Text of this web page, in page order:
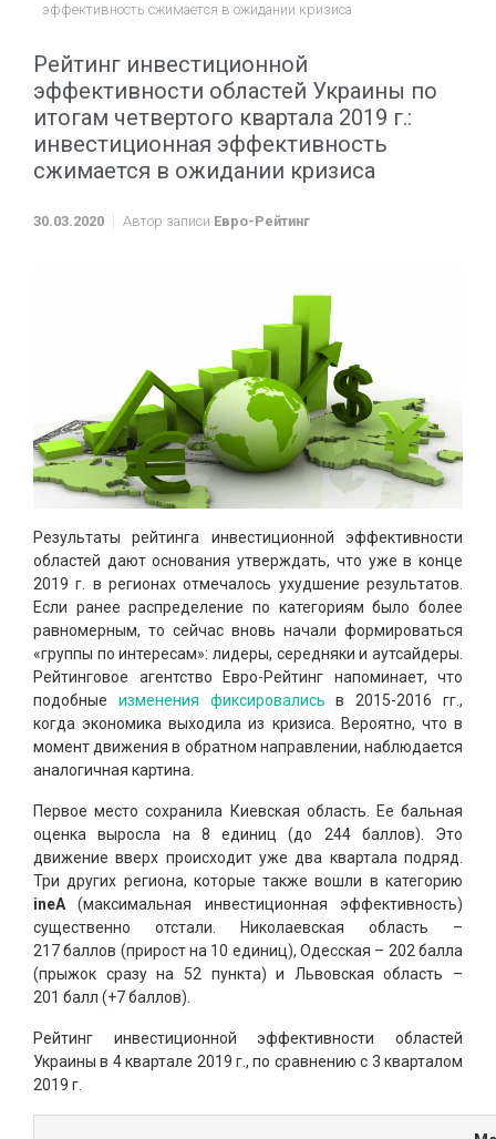
эффективность сжимается в ожидании кризиса
Рейтинг инвестиционной
эффективности областей Украины по
итогам четвертого квартала 2019 г.:
инвестиционная эффективность
сжимается в ожидании кризиса
30.03.2020 Автор записи Евро-Рейтинг
Результаты рейтинга инвестиционной эффективности
областей дают основания утверждать, что уже в конце
2019 г. в регионах отмечалось ухудшение результатов.
Если ранее распределение по категориям было более
равномерным, то сейчас вновь начали формироваться
«группы по интересам»: лидеры, середняки и аутсайдеры.
Рейтинговое агентство Евро-Рейтинг напоминает, что
подобные изменения фиксировались в 2015-2016 гг.,
когда экономика выходила из кризиса. Вероятно, что в
момент движения в обратном направлении, наблюдается
аналогичная картина.
Первое место сохранила Киевская область. Ее бальная
оценка выросла на 8 единиц (до 244 баллов). Это
движение вверх происходит уже два квартала подряд.
Три других региона, которые также вошли в категорию
ineА(максимальная инвестиционная эффективность)
существенно отстали. Николаевская область –
217 баллов (прирост на 10 единиц), Одесская – 202 балла
(прыжок сразу на 52 пункта) и Львовская область –
201 балл (+7 баллов).
Рейтинг инвестиционной эффективности областей
Украины в 4 квартале 2019 г., по сравнению с 3 кварталом
2019 г.